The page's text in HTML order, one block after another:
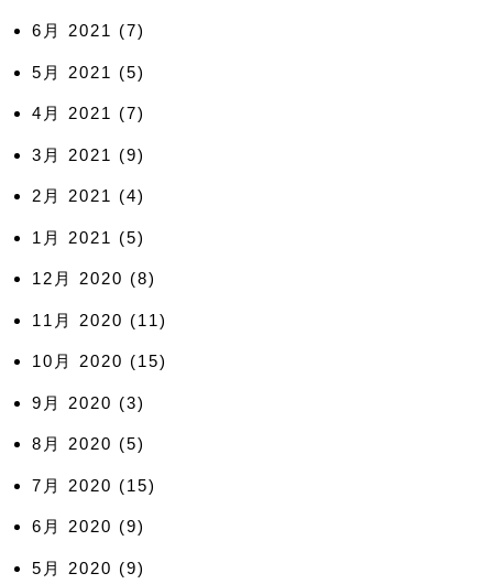
6月 2021 (7)
5月 2021 (5)
4月 2021 (7)
3月 2021 (9)
2月 2021 (4)
1月 2021 (5)
12月 2020 (8)
11月 2020 (11)
10月 2020 (15)
9月 2020 (3)
8月 2020 (5)
7月 2020 (15)
6月 2020 (9)
5月 2020 (9)